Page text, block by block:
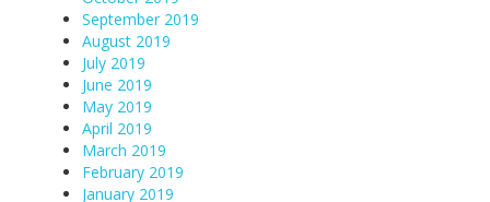
September 2019
August 2019
July 2019
June 2019
May 2019
April 2019
March 2019
February 2019
January 2019